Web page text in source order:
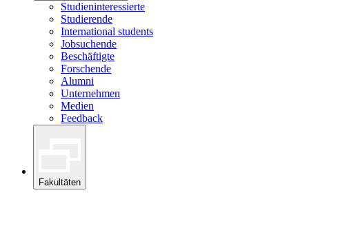
Studieninteressierte
Studierende
International students
Jobsuchende
Beschäftigte
Forschende
Alumni
Unternehmen
Medien
Feedback
Fakultäten